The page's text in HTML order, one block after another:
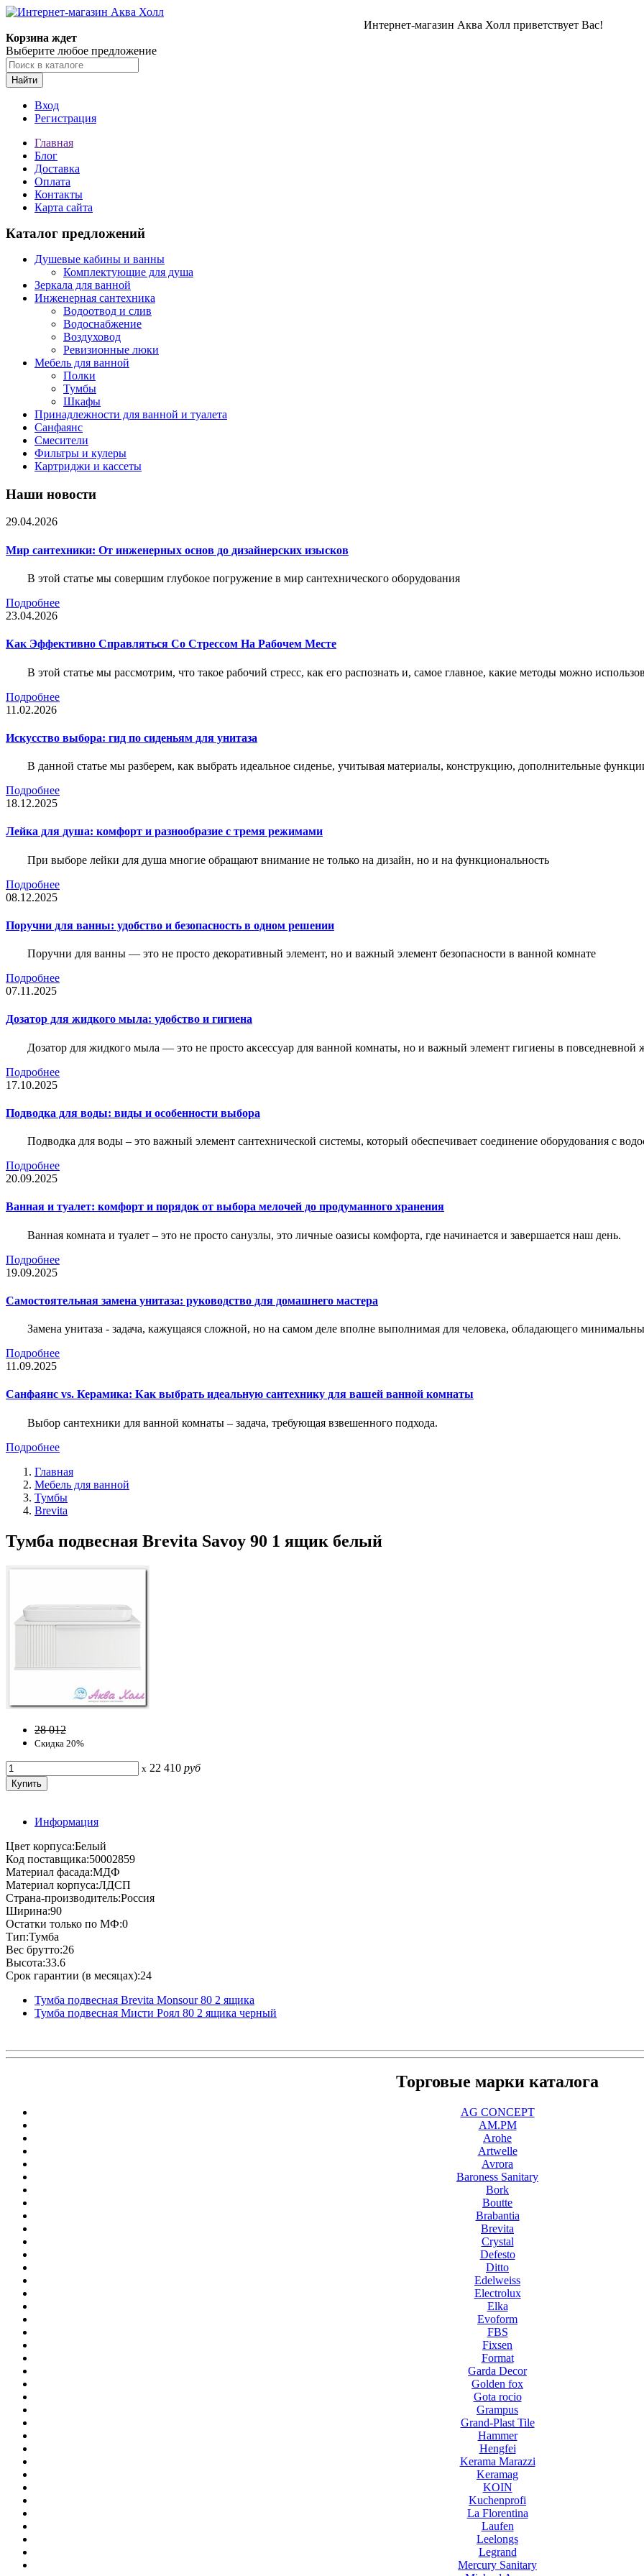
Интернет-магазин Аква Холл приветствует Вас!
Корзина ждет
Выберите любое предложение
Найти
Вход
Регистрация
Главная
Блог
Доставка
Оплата
Контакты
Карта сайта
Каталог предложений
Душевые кабины и ванны
Комплектующие для душа
Зеркала для ванной
Инженерная сантехника
Водоотвод и слив
Водоснабжение
Воздуховод
Ревизионные люки
Мебель для ванной
Полки
Тумбы
Шкафы
Принадлежности для ванной и туалета
Санфаянс
Смесители
Фильтры и кулеры
Картриджи и кассеты
Наши новости
29.04.2026
Мир сантехники: От инженерных основ до дизайнерских изысков
В этой статье мы совершим глубокое погружение в мир сантехнического оборудования
Подробнее
23.04.2026
Как Эффективно Справляться Со Стрессом На Рабочем Месте
В этой статье мы рассмотрим, что такое рабочий стресс, как его распознать и, самое главное, какие методы можно
Подробнее
11.02.2026
Искусство выбора: гид по сиденьям для унитаза
В данной статье мы разберем, как выбрать идеальное сиденье, учитывая материалы, конструкцию, дополнительные
Подробнее
18.12.2025
Лейка для душа: комфорт и разнообразие с тремя режимами
При выборе лейки для душа многие обращают внимание не только на дизайн, но и на функциональность
Подробнее
08.12.2025
Поручни для ванны: удобство и безопасность в одном решении
Поручни для ванны — это не просто декоративный элемент, но и важный элемент безопасности в ванной комнате
Подробнее
07.11.2025
Дозатор для жидкого мыла: удобство и гигиена
Дозатор для жидкого мыла — это не просто аксессуар для ванной комнаты, но и важный элемент гигиены в повседневной
Подробнее
17.10.2025
Подводка для воды: виды и особенности выбора
Подводка для воды – это важный элемент сантехнической системы, который обеспечивает соединение оборудования с
Подробнее
20.09.2025
Ванная и туалет: комфорт и порядок от выбора мелочей до продуманного хранения
Ванная комната и туалет – это не просто санузлы, это личные оазисы комфорта, где начинается и завершается наш день.
Подробнее
19.09.2025
Самостоятельная замена унитаза: руководство для домашнего мастера
Замена унитаза - задача, кажущаяся сложной, но на самом деле вполне выполнимая для человека, обладающего
Подробнее
11.09.2025
Санфаянс vs. Керамика: Как выбрать идеальную сантехнику для вашей ванной комнаты
Выбор сантехники для ванной комнаты – задача, требующая взвешенного подхода.
Подробнее
Главная
Мебель для ванной
Тумбы
Brevita
Тумба подвесная Brevita Savoy 90 1 ящик белый
28 012
Скидка 20%
x 22 410 руб
Информация
Цвет корпуса:Белый
Код поставщика:50002859
Материал фасада:МДФ
Материал корпуса:ЛДСП
Страна-производитель:Россия
Ширина:90
Остатки только по МФ:0
Тип:Тумба
Вес брутто:26
Высота:33.6
Срок гарантии (в месяцах):24
Тумба подвесная Brevita Monsour 80 2 ящика
Тумба подвесная Мисти Роял 80 2 ящика черный
Торговые марки каталога
AG CONCEPT
AM.PM
Arohe
Artwelle
Avrora
Baroness Sanitary
Bork
Boutte
Brabantia
Brevita
Crystal
Defesto
Ditto
Edelweiss
Electrolux
Elka
Evoform
FBS
Fixsen
Format
Garda Decor
Golden fox
Gota rocio
Grampus
Grand-Plast Tile
Hammer
Hengfei
Kerama Marazzi
Keramag
KOIN
Kuchenprofi
La Florentina
Laufen
Leelongs
Legrand
Mercury Sanitary